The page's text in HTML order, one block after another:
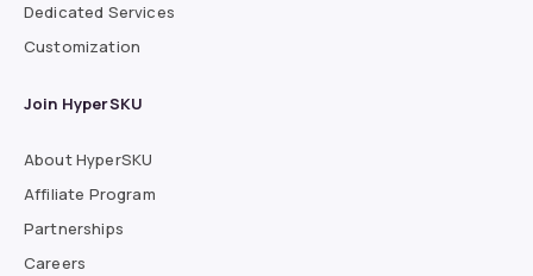
Dedicated Services
Customization
Join HyperSKU
About HyperSKU
Affiliate Program
Partnerships
Careers